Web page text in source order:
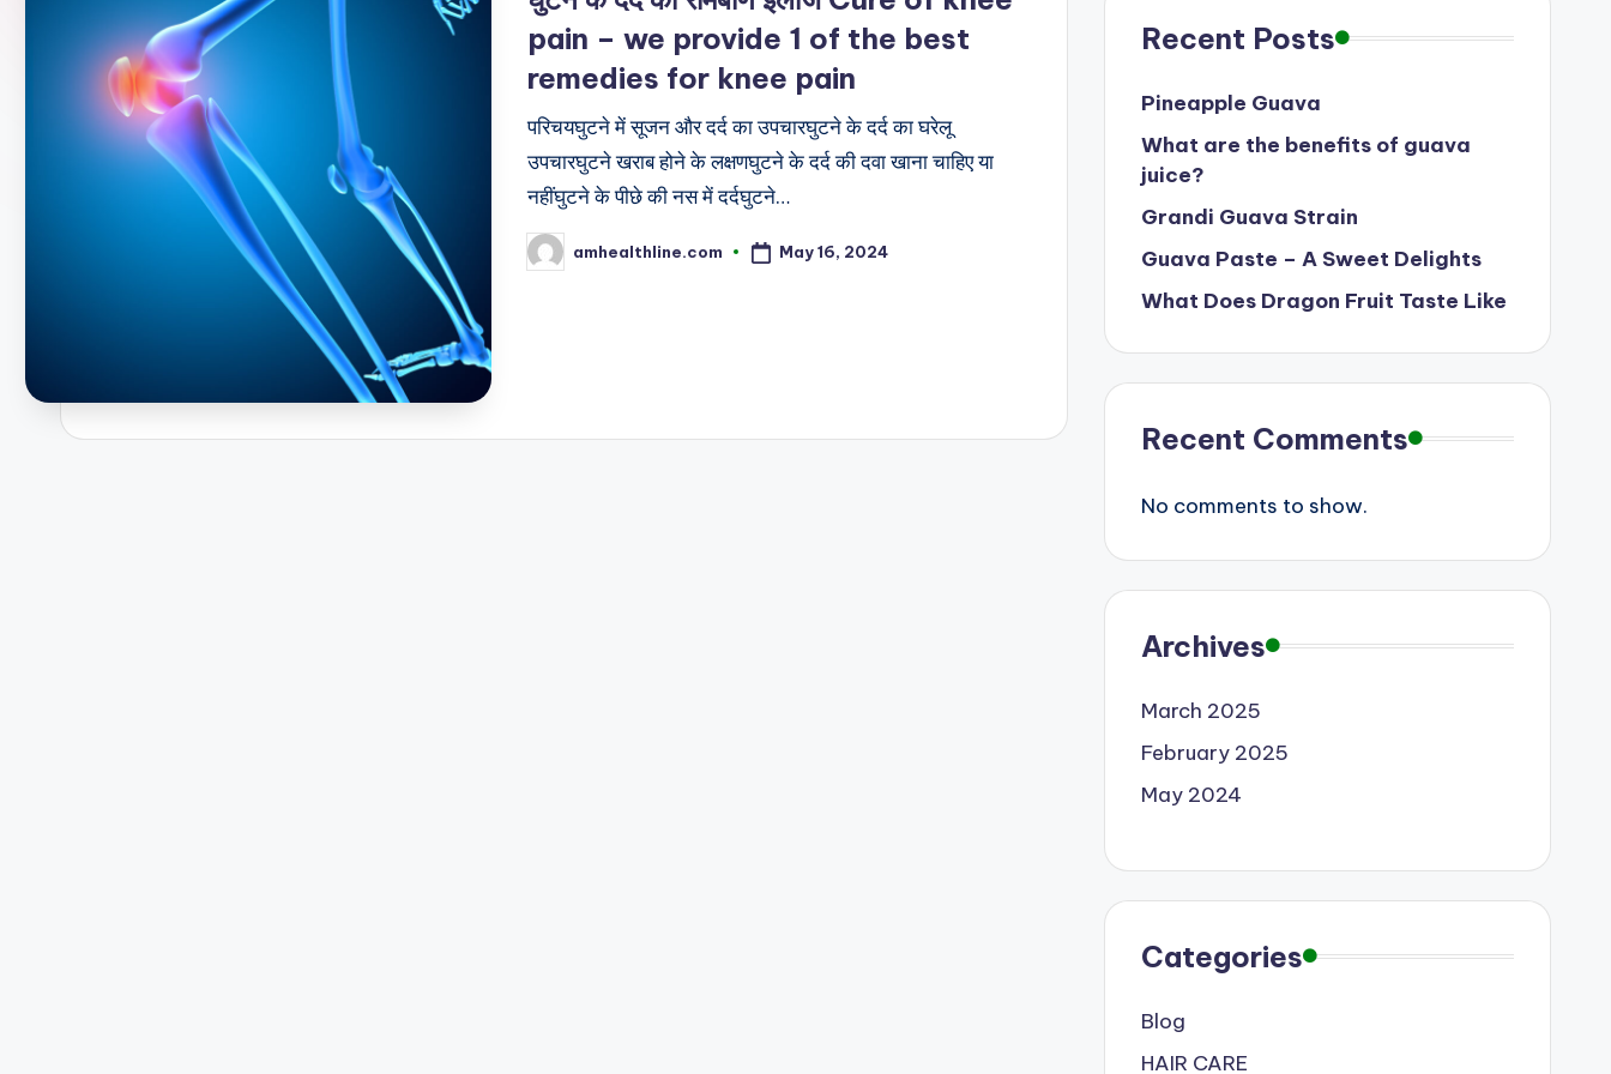
I
N
E
pain – we provide 1 of the best
remedies for knee pain
परिचयघुटने में सूजन और दर्द का उपचारघुटने के दर्द का घरेलू
उपचारघुटने खराब होने के लक्षणघुटने के दर्द की दवा खाना चाहिए या
नहींघुटने के पीछे की नस में दर्दघुटने…
Posted
by
amhealthline.com May 16, 2024
Recent Posts
Pineapple Guava
What are the benefits of guava
juice?
Grandi Guava Strain
Guava Paste – A Sweet Delights
What Does Dragon Fruit Taste Like
Recent Comments
No comments to show.
Archives
March 2025
February 2025
May 2024
Categories
Blog
HAIR CARE